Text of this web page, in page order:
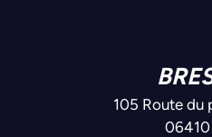
105 Route du